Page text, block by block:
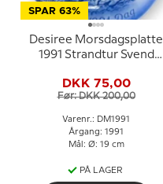
SPAR 63%
Desiree Morsdagsplatte
1991 Strandtur Svend
DKK 75,00
Før: DKK 200,00
Varenr.: DM1991
Årgang: 1991
Mål: Ø: 19 cm
PÅ LAGER